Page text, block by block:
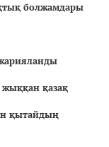
болжамдары
жарияланды
қазақ
қытайдың